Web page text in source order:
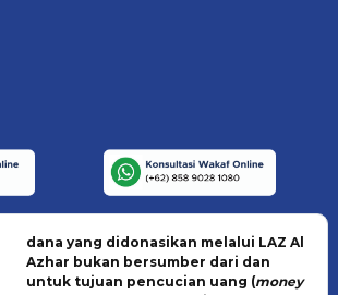
dana yang didonasikan melalui LAZ Al
Azhar bukan bersumber dari dan
untuk tujuan pencucian uang (money